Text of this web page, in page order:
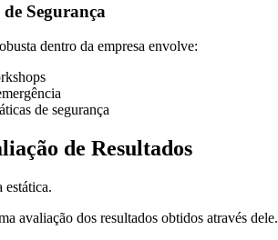
Segurança
dentro da empresa envolve:
de segurança
de Resultados
estática.
avaliação dos resultados obtidos através dele.